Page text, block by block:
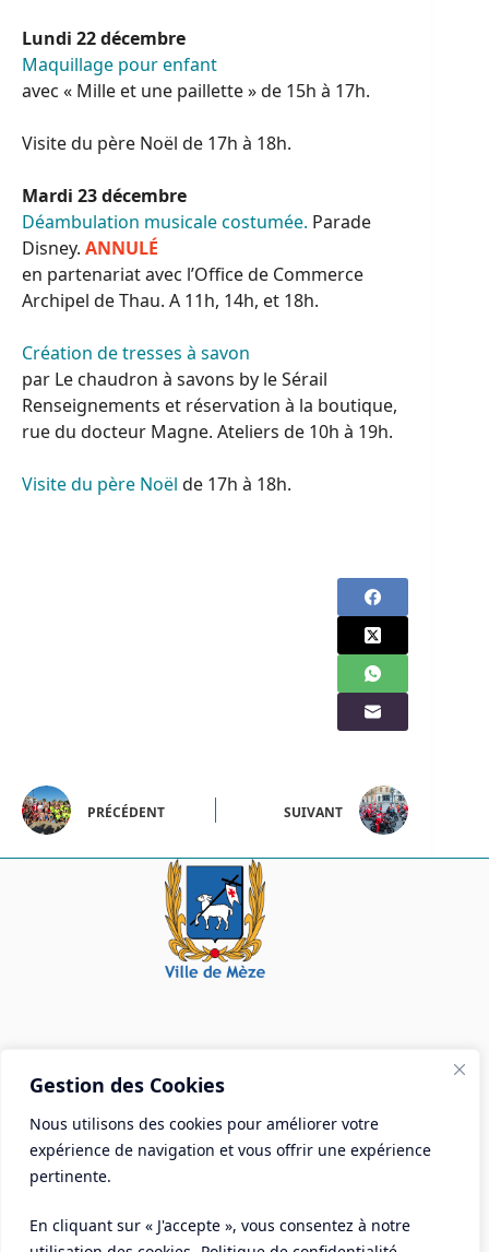
Gestion des Cookies
Nous utilisons des cookies pour améliorer votre
expérience de navigation et vous offrir une expérience
pertinente.
En cliquant sur « J'accepte », vous consentez à notre
Lundi 22 décembre
Maquillage pour enfant
avec « Mille et une paillette » de 15h à 17h.
Visite du père Noël de 17h à 18h.
Mardi 23 décembre
Déambulation musicale costumée. Parade
Disney. ANNULÉ
en partenariat avec l’Office de Commerce
Archipel de Thau. A 11h, 14h, et 18h.
Création de tresses à savon
par Le chaudron à savons by le Sérail
Renseignements et réservation à la boutique,
rue du docteur Magne. Ateliers de 10h à 19h.
Visite du père Noël de 17h à 18h.
PRÉCÉDENT SUIVANT
Mairie de Mèze
Place Aristide Briand - BP 28 34140 Mèze
Tél :04 67 18 30 30
Mail :